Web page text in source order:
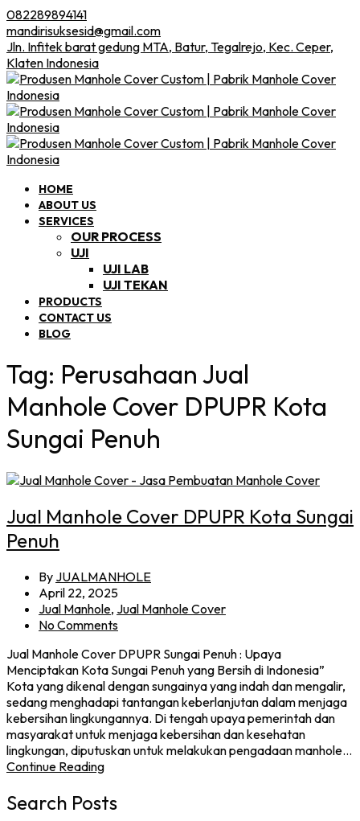
082289894141
mandirisuksesid@gmail.com
Jln. Infitek barat gedung MTA, Batur, Tegalrejo, Kec. Ceper,
Klaten Indonesia
HOME
ABOUT US
SERVICES
OUR PROCESS
UJI
UJI LAB
UJI TEKAN
PRODUCTS
CONTACT US
BLOG
Tag: Perusahaan Jual
Manhole Cover DPUPR Kota
Sungai Penuh
Jual Manhole Cover DPUPR Kota Sungai
Penuh
By JUALMANHOLE
April 22, 2025
Jual Manhole, Jual Manhole Cover
No Comments
Jual Manhole Cover DPUPR Sungai Penuh : Upaya
Menciptakan Kota Sungai Penuh yang Bersih di Indonesia”
Kota yang dikenal dengan sungainya yang indah dan mengalir,
sedang menghadapi tantangan keberlanjutan dalam menjaga
kebersihan lingkungannya. Di tengah upaya pemerintah dan
masyarakat untuk menjaga kebersihan dan kesehatan
lingkungan, diputuskan untuk melakukan pengadaan manhole…
Continue Reading
Search Posts